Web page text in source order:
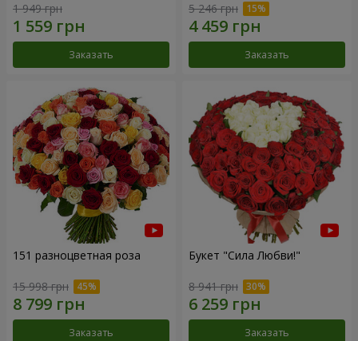
1 949 грн
Заказать
5 246 грн
Заказать
151 разноцветная роза
15 998 грн
Заказать
Букет "Сила Любви!"
8 941 грн
Заказать